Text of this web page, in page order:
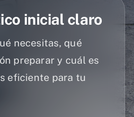
inicial claro
necesitas, qué
preparar y cuál es
eficiente para tu